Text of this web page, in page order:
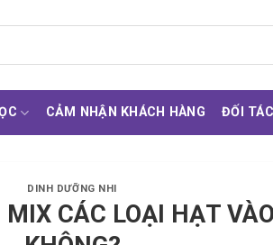
CẢM NHẬN KHÁCH HÀNG ĐỐI TÁC
DINH DƯỠNG NHI
CÁC LOẠI HẠT